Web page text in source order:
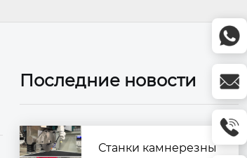
Последние новости
Станки камнерезны